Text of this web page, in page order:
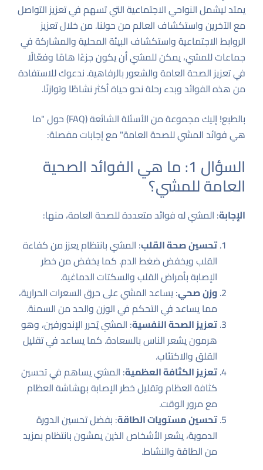
يمتد ليشمل النواحي الاجتماعية التي تسهم في تعزيز التواصل
مع الآخرين واستكشاف العالم من حولنا. من خلال تعزيز
الروابط الاجتماعية واستكشاف البيئة المحلية والمشاركة في
جماعات للمشي، يمكن للمشي أن يكون جزءًا هامًا وفعّالًا
في تعزيز الصحة العامة والشعور بالرفاهية. ندعوك للاستفادة
من هذه الفوائد وبدء رحلة نحو حياة أكثر نشاطًا وتوازنًا.
بالطبع! إليك مجموعة من الأسئلة الشائعة (FAQ) حول "ما
هي فوائد المشي للصحة العامة" مع إجابات مفصلة:
السؤال 1: ما هي الفوائد الصحية
العامة للمشي؟
الإجابة: المشي له فوائد متعددة للصحة العامة، منها:
تحسين صحة القلب: المشي بانتظام يعزز من كفاءة
القلب ويخفض ضغط الدم. كما يخفض من خطر
الإصابة بأمراض القلب والسكتات الدماغية.
وزن صحي: يساعد المشي على حرق السعرات الحرارية،
مما يساعد في التحكم في الوزن والحد من السمنة.
تعزيز الصحة النفسية: المشي يُحرر الإندورفين، وهو
هرمون يشعر الناس بالسعادة. كما يساعد في تقليل
القلق والاكتئاب.
تعزيز الكثافة العظمية: المشي يساهم في تحسين
كثافة العظام وتقليل خطر الإصابة بهشاشة العظام
مع مرور الوقت.
تحسين مستويات الطاقة: بفضل تحسين الدورة
الدموية، يشعر الأشخاص الذين يمشون بانتظام بمزيد
من الطاقة والنشاط.